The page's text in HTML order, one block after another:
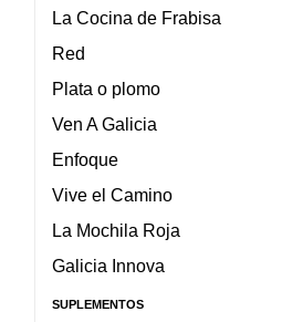
La Cocina de Frabisa
Red
Plata o plomo
Ven A Galicia
Enfoque
Vive el Camino
La Mochila Roja
Galicia Innova
SUPLEMENTOS